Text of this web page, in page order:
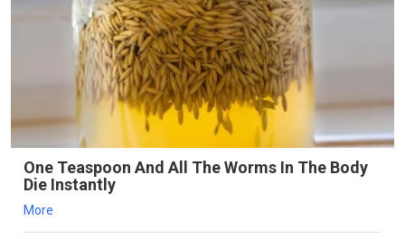
One Teaspoon And All The Worms In The Body
Die Instantly
More